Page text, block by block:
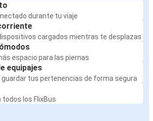
durante tu viaje
cargados mientras te desplazas
espacio para las piernas
equipajes
guardar tus pertenencias de forma segura
todos los FlixBus